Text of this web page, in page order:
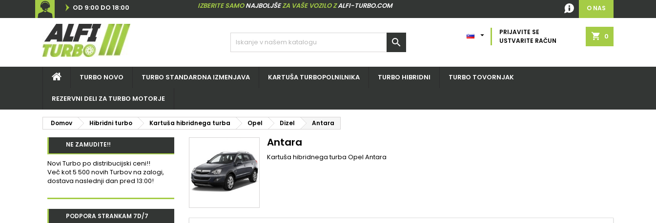
OD 9:00 DO 18:00 IZBERITE SAMONAJBOLJŠEZA VAŠE VOZILO ZALFI-TURBO.COM O NAS
shopping_cart 0
PRIJAVITE SE
USTVARITE RAČUN


TURBO NOVO TURBO STANDARDNA IZMENJAVA KARTUŠA TURBOPOLNILNIKA TURBO HIBRIDNI TURBO TOVORNJAK
REZERVNI DELI ZA TURBO MOTORJE
Domov Hibridni turbo Kartuša hibridnega turba Opel Dizel Antara
NE ZAMUDITE!!
Novi Turbo po distribucijski ceni!!
Več kot 5 500 novih Turbov na zalogi,
dostava naslednji dan pred 13:00!
PODPORA STRANKAM 7D/7
Antara
Kartuša hibridnega turba Opel Antara